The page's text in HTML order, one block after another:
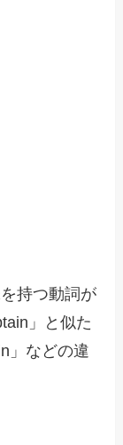
持つ動詞が
」と似た
」などの違